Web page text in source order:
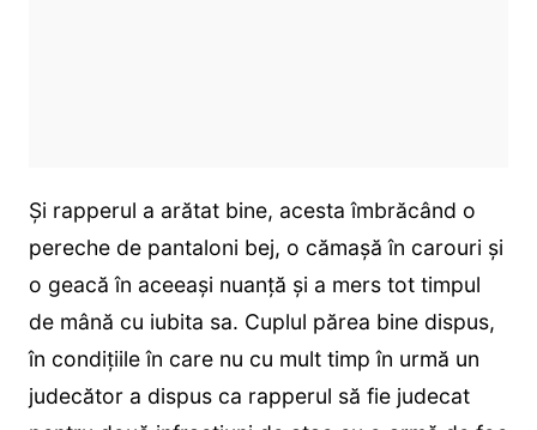
Și rapperul a arătat bine, acesta îmbrăcând o
pereche de pantaloni bej, o cămașă în carouri și
o geacă în aceeași nuanță și a mers tot timpul
de mână cu iubita sa. Cuplul părea bine dispus,
în condițiile în care nu cu mult timp în urmă un
judecător a dispus ca rapperul să fie judecat